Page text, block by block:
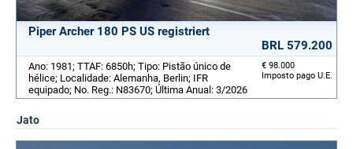
Piper Archer 180 PS US registriert
BRL 579.200
€ 98.000
Imposto pago U.E.
Ano: 1981; TTAF: 6850h; Tipo: Pistão único de
hélice; Localidade: Alemanha, Berlin; IFR
equipado; No. Reg.: N83670; Última Anual: 3/2026
Jato